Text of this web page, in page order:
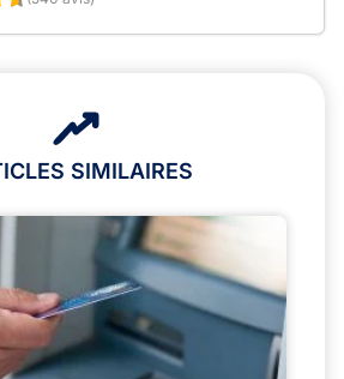
SIMILAIRES